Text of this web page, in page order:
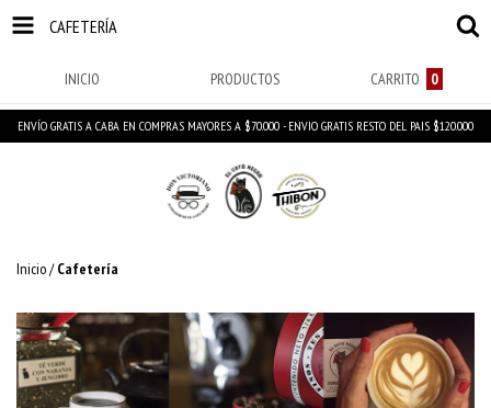
CAFETERÍA
INICIO PRODUCTOS CARRITO 0
ENVÍO GRATIS A CABA EN COMPRAS MAYORES A $70.000 - ENVIO GRATIS RESTO DEL PAIS $120.000
Inicio/ Cafetería